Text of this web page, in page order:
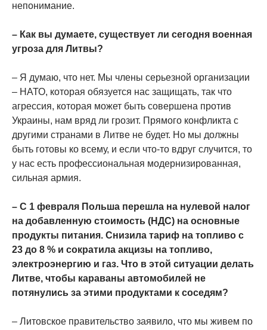
непонимание.
– Как вы думаете, существует ли сегодня военная
угроза для Литвы?
– Я думаю, что нет. Мы члены серьезной организации
– НАТО, которая обязуется нас защищать, так что
агрессия, которая может быть совершена против
Украины, нам вряд ли грозит. Прямого конфликта с
другими странами в Литве не будет. Но мы должны
быть готовы ко всему, и если что-то вдруг случится, то
у нас есть профессиональная модернизированная,
сильная армия.
– С 1 февраля Польша перешла на нулевой налог
на добавленную стоимость (НДС) на основные
продукты питания. Снизила тариф на топливо с
23 до 8 % и сократила акцизы на топливо,
электроэнергию и газ. Что в этой ситуации делать
Литве, чтобы караваны автомобилей не
потянулись за этими продуктами к соседям?
– Литовское правительство заявило, что мы живем по